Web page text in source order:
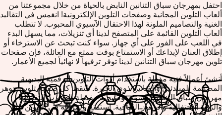
احتفل بمهرجان سباق التنانين النابض بالحياة من خلال مجموعتنا من
ألعاب التلوين المجانية وصفحات التلوين الإلكترونية! انغمس في التقاليد
الغنية والتصاميم الملونة لهذا الاحتفال الآسيوي المحبوب. لا تتطلب
ألعاب التلوين القائمة على المتصفح لدينا أي تنزيلات، مما يسهل البدء
في اللعب على الفور على أي جهاز. سواء كنت تبحث عن الاسترخاء أو
إطلاق العنان لإبداعك أو الاستمتاع بوقت ممتع مع العائلة، فإن صفحات
تلوين مهرجان سباق التنانين لدينا توفر ترفيهاً لا نهائياً لجميع الأعمار.
أنشئ أعمالاً فنية مذهلة باستخدام أدوات التلوين الرقمية البديهية
المصممة للمبتدئين والفنانين ذوي الخبرة. تلتقط كل صفحة تلوين جوهر
مهرجان سباق التنانين برسوم توضيحية مفصلة للقوارب التقليدية
والزينة الاحتفالية والرموز الثقافية. استمتع بالمرونة في التلوين عبر